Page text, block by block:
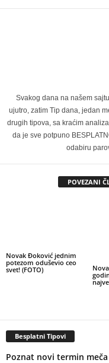
Svakog dana na našem
ujutro, zatim Tip dana, jedan
drugih tipova, sa kraćim
da je sve potpuno
odabiru
POVEZANI
Novak Đoković jednim
potezom oduševio ceo
svet! (FOTO)
Besplatni Tipovi
Poznat novi termin